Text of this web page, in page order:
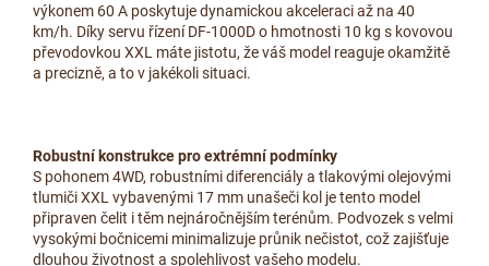
výkonem 60 A poskytuje dynamickou akceleraci až na 40
km/h. Díky servu řízení DF-1000D o hmotnosti 10 kg s kovovou
převodovkou XXL máte jistotu, že váš model reaguje okamžitě
a precizně, a to v jakékoli situaci.
Robustní konstrukce pro extrémní podmínky
S pohonem 4WD, robustními diferenciály a tlakovými olejovými
tlumiči XXL vybavenými 17 mm unašeči kol je tento model
připraven čelit i těm nejnáročnějším terénům. Podvozek s velmi
vysokými bočnicemi minimalizuje průnik nečistot, což zajišťuje
dlouhou životnost a spolehlivost vašeho modelu.